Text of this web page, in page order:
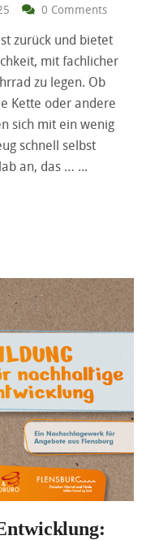
0 Comments
zurück und bietet
mit fachlicher
zu legen. Ob
Kette oder andere
sich mit ein wenig
schnell selbst
an, das …